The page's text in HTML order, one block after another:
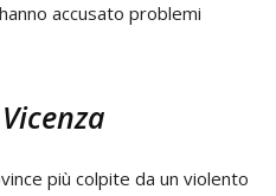
accusato problemi
più colpite da un violento